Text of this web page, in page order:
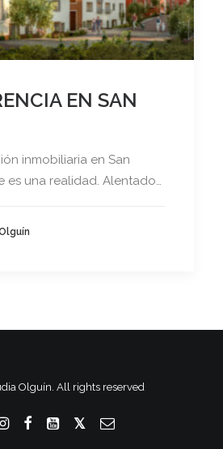
Search
EN SAN
inmobiliaria en San
es una realidad. Alentado…
Olguín. All rights reserved